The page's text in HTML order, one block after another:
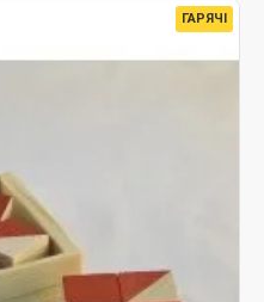
ГАРЯЧІ